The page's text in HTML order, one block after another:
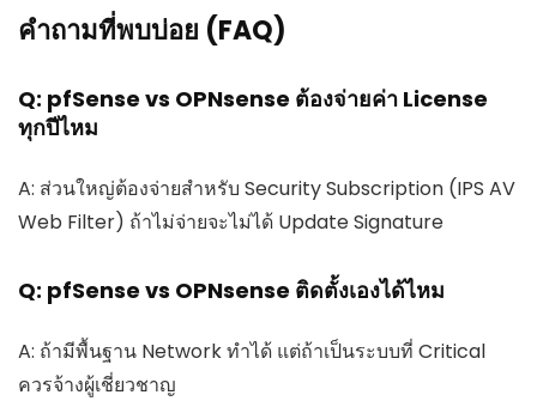
คำถามที่พบบ่อย (FAQ)
Q: pfSense vs OPNsense ต้องจ่ายค่า License
ทุกปีไหม
A: ส่วนใหญ่ต้องจ่ายสำหรับ Security Subscription (IPS AV
Web Filter) ถ้าไม่จ่ายจะไม่ได้ Update Signature
Q: pfSense vs OPNsense ติดตั้งเองได้ไหม
A: ถ้ามีพื้นฐาน Network ทำได้ แต่ถ้าเป็นระบบที่ Critical
ควรจ้างผู้เชี่ยวชาญ